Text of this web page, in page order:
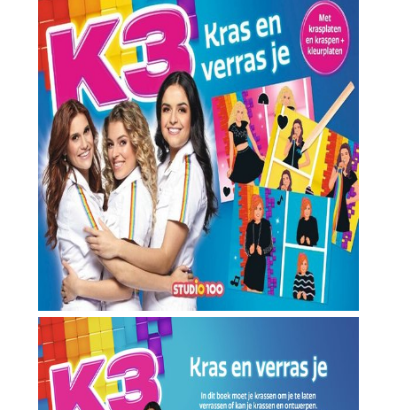
Aanmelden
We gebruiken je gegevens om contact op te nemen, in
overeenstemming met onsprivacybeleid.